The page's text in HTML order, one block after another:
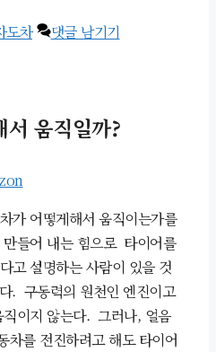
도차 댓글 남기기
서 움직일까?
가 어떻게해서 움직이는가를
들어 내는 힘으로 타이어를
고 설명하는 사람이 있을 것
. 구동력의 원천인 엔진이고
이지 않는다. 그러나, 얼음
차를 전진하려고 해도 타이어